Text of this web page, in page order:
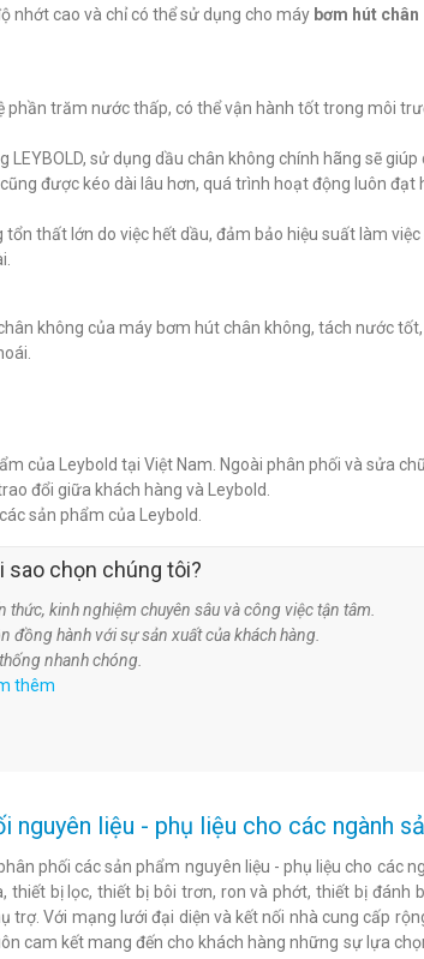
nhớt cao và chỉ có thể sử dụng cho máy bơm hút chân
phần trăm nước thấp, có thể vận hành tốt trong môi
sử dụng dầu chân không chính hãng sẽ giúp
được kéo dài lâu hơn, quá trình hoạt động luôn đạt
thất lớn do việc hết dầu, đảm bảo hiệu suất làm việc
không của máy bơm hút chân không, tách nước
của Leybold tại Việt Nam. Ngoài phân phối và sửa
đổi giữa khách hàng và Leybold.
sản phẩm của Leybold.
sao chọn chúng tôi?
thức, kinh nghiệm chuyên sâu và công việc tận tâm.
đồng hành với sự sản xuất của khách hàng.
nhanh chóng.
thêm
nguyên liệu - phụ liệu cho các ngành
phối các sản phẩm nguyên liệu - phụ liệu cho các
bị lọc, thiết bị bôi trơn, ron và phớt, thiết bị đánh
trợ. Với mạng lưới đại diện và kết nối nhà cung cấp
cam kết mang đến cho khách hàng những sự lựa